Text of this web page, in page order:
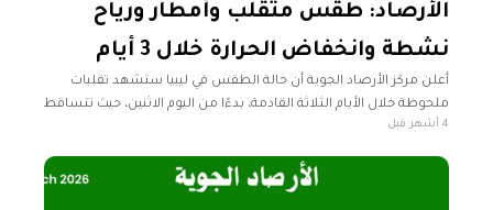
الأرصاد: طقس متقلب وأمطار ورياح
نشطة وانخفاض الحرارة خلال 3 أيام
أعلن مركز الأرصاد الجوية أن حالة الطقس في ليبيا ستشهد تقلبات
ملحوظة خلال الأيام الثلاثة القادمة، بدءًا من اليوم الاثنين، حيث تتساقط
أمطار متفرقة على مناطق الوسط والجنوب، على أن
4 أشهر قبل